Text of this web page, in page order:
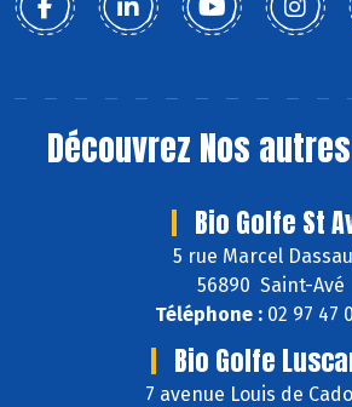
Découvrez Nos
Bio Golfe St
5 rue Marcel
56890 Saint-Avé
Téléphone :02 97 47
Bio Golfe
7 avenue Louis de